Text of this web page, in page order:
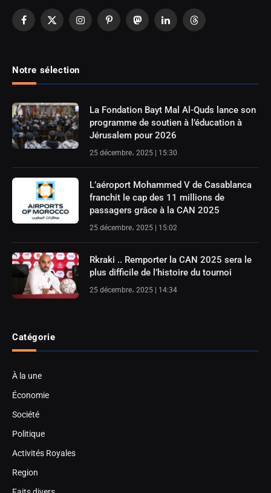
Facebook
X
InstagramPinterestMastodonLinkedInThreads
Notre sélection
La Fondation Bayt Mal Al-Quds lance son
programme de soutien à l’éducation à
Jérusalem pour 2026
25 décembre، 2025 | 15:30
L’aéroport Mohammed V de Casablanca
franchit le cap des 11 millions de
passagers grâce à la CAN 2025
25 décembre، 2025 | 15:02
Rkraki .. Remporter la CAN 2025 sera le
plus difficile de l’histoire du tournoi
25 décembre، 2025 | 14:34
Catégorie
À la une
Économie
Société
Politique
Activités Royales
Region